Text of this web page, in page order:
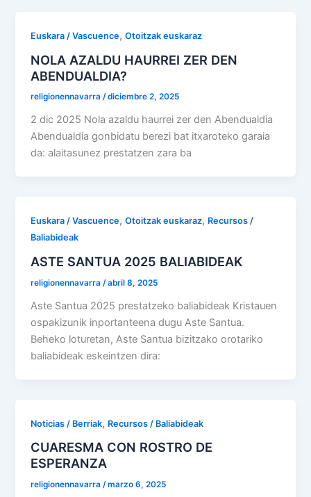
Euskara / Vascuence,Otoitzak euskaraz
NOLA AZALDU HAURREI ZER DEN
ABENDUALDIA?
religionennavarra/diciembre 2, 2025
2 dic 2025 Nola azaldu haurrei zer den Abendualdia
Abendualdia gonbidatu berezi bat itxaroteko garaia
da: alaitasunez prestatzen zara ba
Euskara / Vascuence,Otoitzak euskaraz, Recursos /
Baliabideak
ASTE SANTUA 2025 BALIABIDEAK
religionennavarra/abril 8, 2025
Aste Santua 2025 prestatzeko baliabideak Kristauen
ospakizunik inportanteena dugu Aste Santua.
Beheko loturetan, Aste Santua bizitzako orotariko
baliabideak eskeintzen dira:
Noticias / Berriak, Recursos / Baliabideak
CUARESMA CON ROSTRO DE
ESPERANZA
religionennavarra/marzo 6, 2025